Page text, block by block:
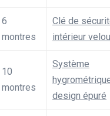
6
montres
Clé de
intérieur
10
montres
Système
design épuré